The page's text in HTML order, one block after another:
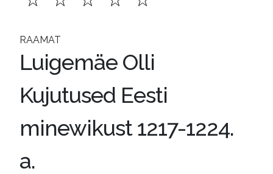
RAAMAT
Luigemäe Olli
Kujutused Eesti
minewikust 1217-1224.
a.